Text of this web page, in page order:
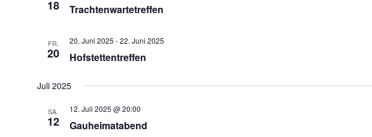
18 Trachtenwartetreffen
FR.
20
20. Juni 2025 -22. Juni 2025
Hofstettentreffen
Juli 2025
SA.
12
12. Juli 2025 @ 20:00
Gauheimatabend